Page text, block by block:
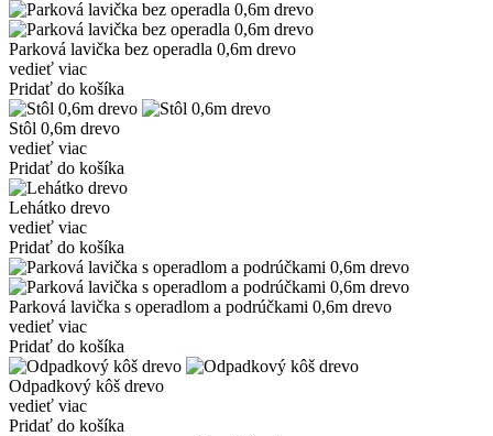
Parková lavička bez operadla 0,6m drevo
vedieť viac
Pridať do košíka
Stôl 0,6m drevo
vedieť viac
Pridať do košíka
Lehátko drevo
vedieť viac
Pridať do košíka
Parková lavička s operadlom a podrúčkami 0,6m drevo
vedieť viac
Pridať do košíka
Odpadkový kôš drevo
vedieť viac
Pridať do košíka